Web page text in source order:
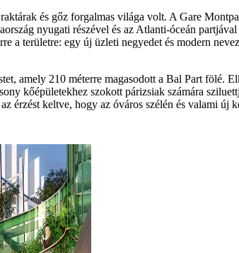
és gőz forgalmas világa volt. A Gare
nyugati részével és az Atlanti-óceán
területre: egy új üzleti negyedet és modern
amely 210 méterre magasodott a Bal Part fölé.
kőépületekhez szokott párizsiak számára
érzést keltve, hogy az óváros szélén és valami új